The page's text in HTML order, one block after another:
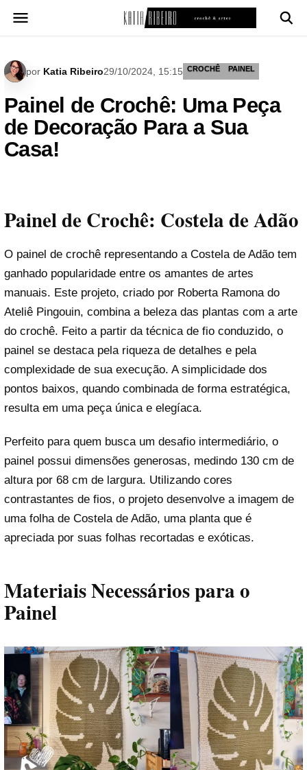
para
por Katia Ribeiro29/10/2024, 15:15 CROCHÊ PAINEL
Painel de Crochê: Uma Peça
de Decoração Para a Sua
Casa!
Painel de Crochê: Costela de Adão
O painel de crochê representando a Costela de Adão tem
ganhado popularidade entre os amantes de artes
manuais. Este projeto, criado por Roberta Ramona do
Ateliê Pingouin, combina a beleza das plantas com a arte
do crochê. Feito a partir da técnica de fio conduzido, o
painel se destaca pela riqueza de detalhes e pela
complexidade de sua execução. A simplicidade dos
pontos baixos, quando combinada de forma estratégica,
resulta em uma peça única e elegíaca.
Perfeito para quem busca um desafio intermediário, o
painel possui dimensões generosas, medindo 130 cm de
altura por 68 cm de largura. Utilizando cores
contrastantes de fios, o projeto desenvolve a imagem de
uma folha de Costela de Adão, uma planta que é
apreciada por suas folhas recortadas e exóticas.
Materiais Necessários para o
Painel